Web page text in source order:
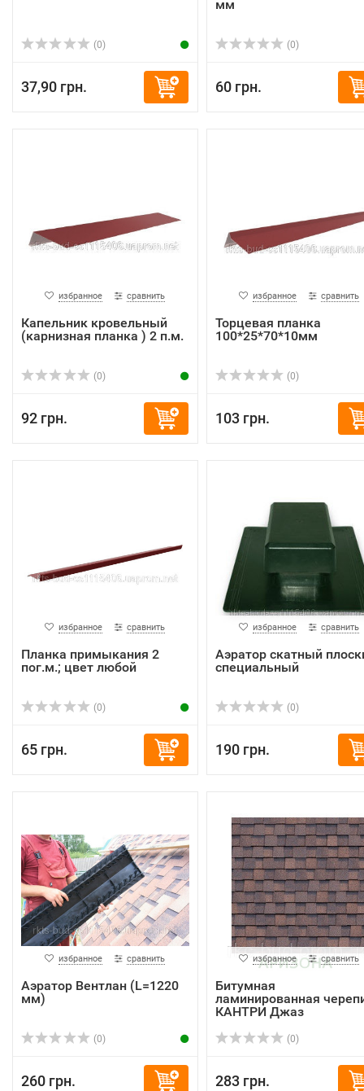
(0)
37,90 грн.
мм
(0)
60 грн.
избранное сравнить
Капельник кровельный
(карнизная планка ) 2 п.м.
(0)
92 грн.
избранное сравнить
Торцевая планка
100*25*70*10мм
(0)
103 грн.
избранное сравнить
Планка примыкания 2
пог.м.; цвет любой
(0)
65 грн.
избранное сравнить
Аэратор скатный
специальный
(0)
190 грн.
избранное сравнить
Аэратор Вентлан (L=1220
мм)
(0)
260 грн.
избранное сравнить
Битумная
ламинированная
КАНТРИ Джаз
(0)
283 грн.